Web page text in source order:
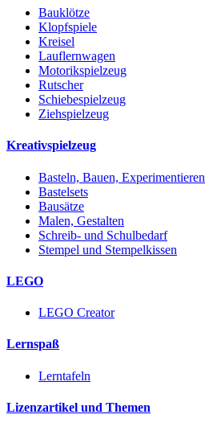
Bauklötze
Klopfspiele
Kreisel
Lauflernwagen
Motorikspielzeug
Rutscher
Schiebespielzeug
Ziehspielzeug
Kreativspielzeug
Basteln, Bauen, Experimentieren
Bastelsets
Bausätze
Malen, Gestalten
Schreib- und Schulbedarf
Stempel und Stempelkissen
LEGO
LEGO Creator
Lernspaß
Lerntafeln
Lizenzartikel und Themen